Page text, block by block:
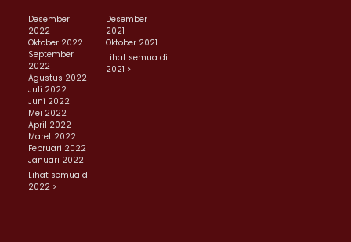
Desember
2022
Oktober 2022
September
2022
Agustus 2022
Juli 2022
Juni 2022
Mei 2022
April 2022
Maret 2022
Februari 2022
Januari 2022
Lihat semua di
2022 >
Desember
2021
Oktober 2021
Lihat semua di
2021 >